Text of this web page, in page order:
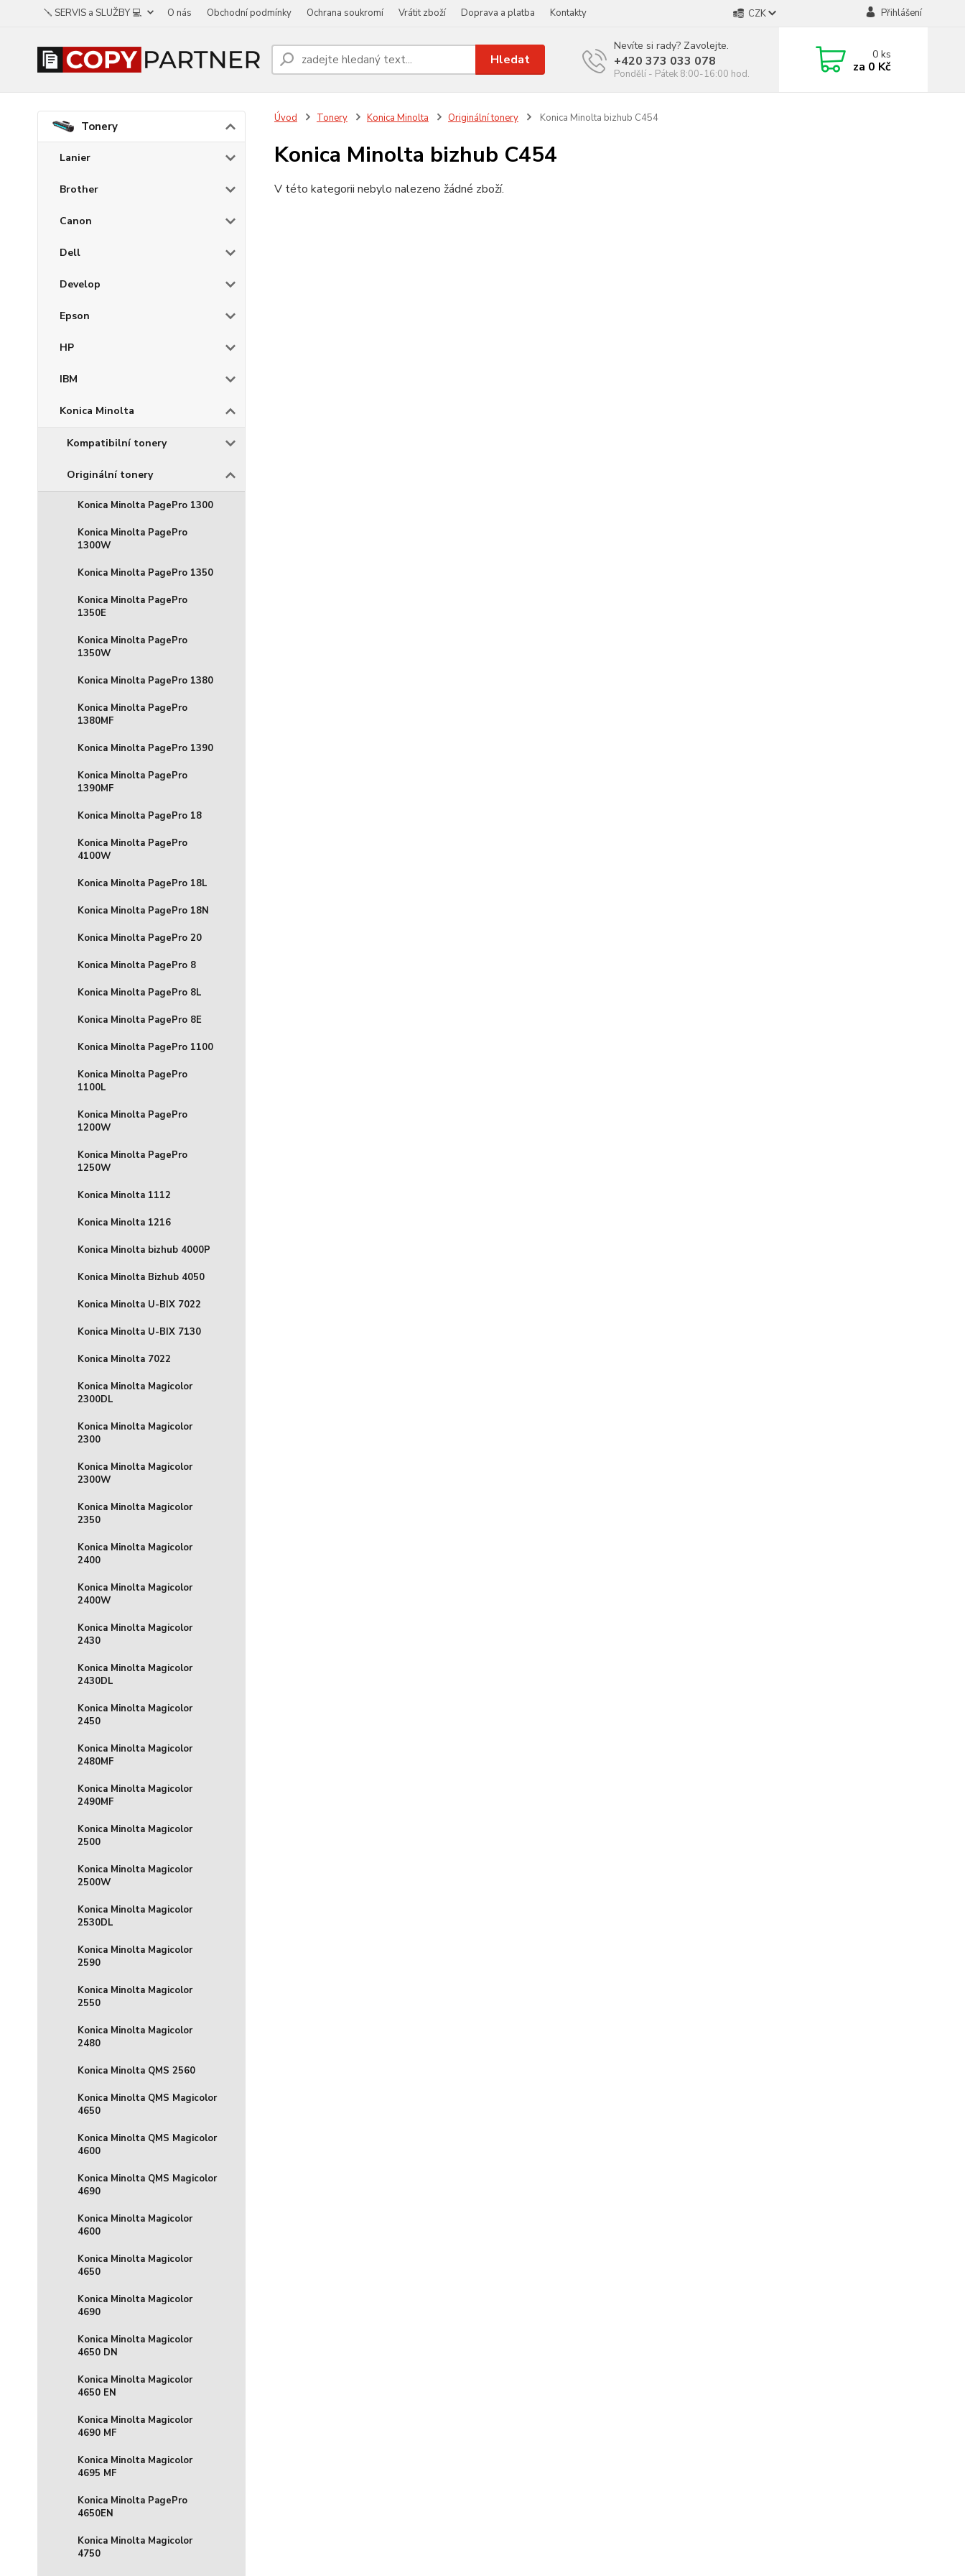
🪛 SERVIS a SLUŽBY 💻 O nás Obchodní podmínky Ochrana soukromí Vrátit zboží Doprava a platba Kontakty CZK Přihlášení
Hledat
Nevíte si rady? Zavolejte.
+420 373 033 078
Pondělí - Pátek 8:00-16:00 hod.
0ks
za 0 Kč
Tonery
Lanier
Brother
Canon
Dell
Develop
Epson
HP
IBM
Konica Minolta
Kompatibilní tonery
Originální tonery
Konica Minolta PagePro 1300
Konica Minolta PagePro
1300W
Konica Minolta PagePro 1350
Konica Minolta PagePro
1350E
Konica Minolta PagePro
1350W
Konica Minolta PagePro 1380
Konica Minolta PagePro
1380MF
Konica Minolta PagePro 1390
Konica Minolta PagePro
1390MF
Konica Minolta PagePro 18
Konica Minolta PagePro
4100W
Konica Minolta PagePro 18L
Konica Minolta PagePro 18N
Konica Minolta PagePro 20
Konica Minolta PagePro 8
Konica Minolta PagePro 8L
Konica Minolta PagePro 8E
Konica Minolta PagePro 1100
Konica Minolta PagePro
1100L
Konica Minolta PagePro
1200W
Konica Minolta PagePro
1250W
Konica Minolta 1112
Konica Minolta 1216
Konica Minolta bizhub 4000P
Konica Minolta Bizhub 4050
Konica Minolta U-BIX 7022
Konica Minolta U-BIX 7130
Konica Minolta 7022
Konica Minolta Magicolor
2300DL
Konica Minolta Magicolor
2300
Konica Minolta Magicolor
2300W
Konica Minolta Magicolor
2350
Konica Minolta Magicolor
2400
Konica Minolta Magicolor
2400W
Konica Minolta Magicolor
2430
Konica Minolta Magicolor
2430DL
Konica Minolta Magicolor
2450
Konica Minolta Magicolor
2480MF
Konica Minolta Magicolor
2490MF
Konica Minolta Magicolor
2500
Konica Minolta Magicolor
2500W
Konica Minolta Magicolor
2530DL
Konica Minolta Magicolor
2590
Konica Minolta Magicolor
2550
Konica Minolta Magicolor
2480
Konica Minolta QMS 2560
Konica Minolta QMS Magicolor
4650
Konica Minolta QMS Magicolor
4600
Konica Minolta QMS Magicolor
4690
Konica Minolta Magicolor
4600
Konica Minolta Magicolor
4650
Konica Minolta Magicolor
4690
Konica Minolta Magicolor
4650 DN
Konica Minolta Magicolor
4650 EN
Konica Minolta Magicolor
4690 MF
Konica Minolta Magicolor
4695 MF
Konica Minolta PagePro
4650EN
Konica Minolta Magicolor
4750
Úvod Tonery Konica Minolta Originální tonery Konica Minolta bizhub C454
Konica Minolta bizhub C454
V této kategorii nebylo nalezeno žádné zboží.